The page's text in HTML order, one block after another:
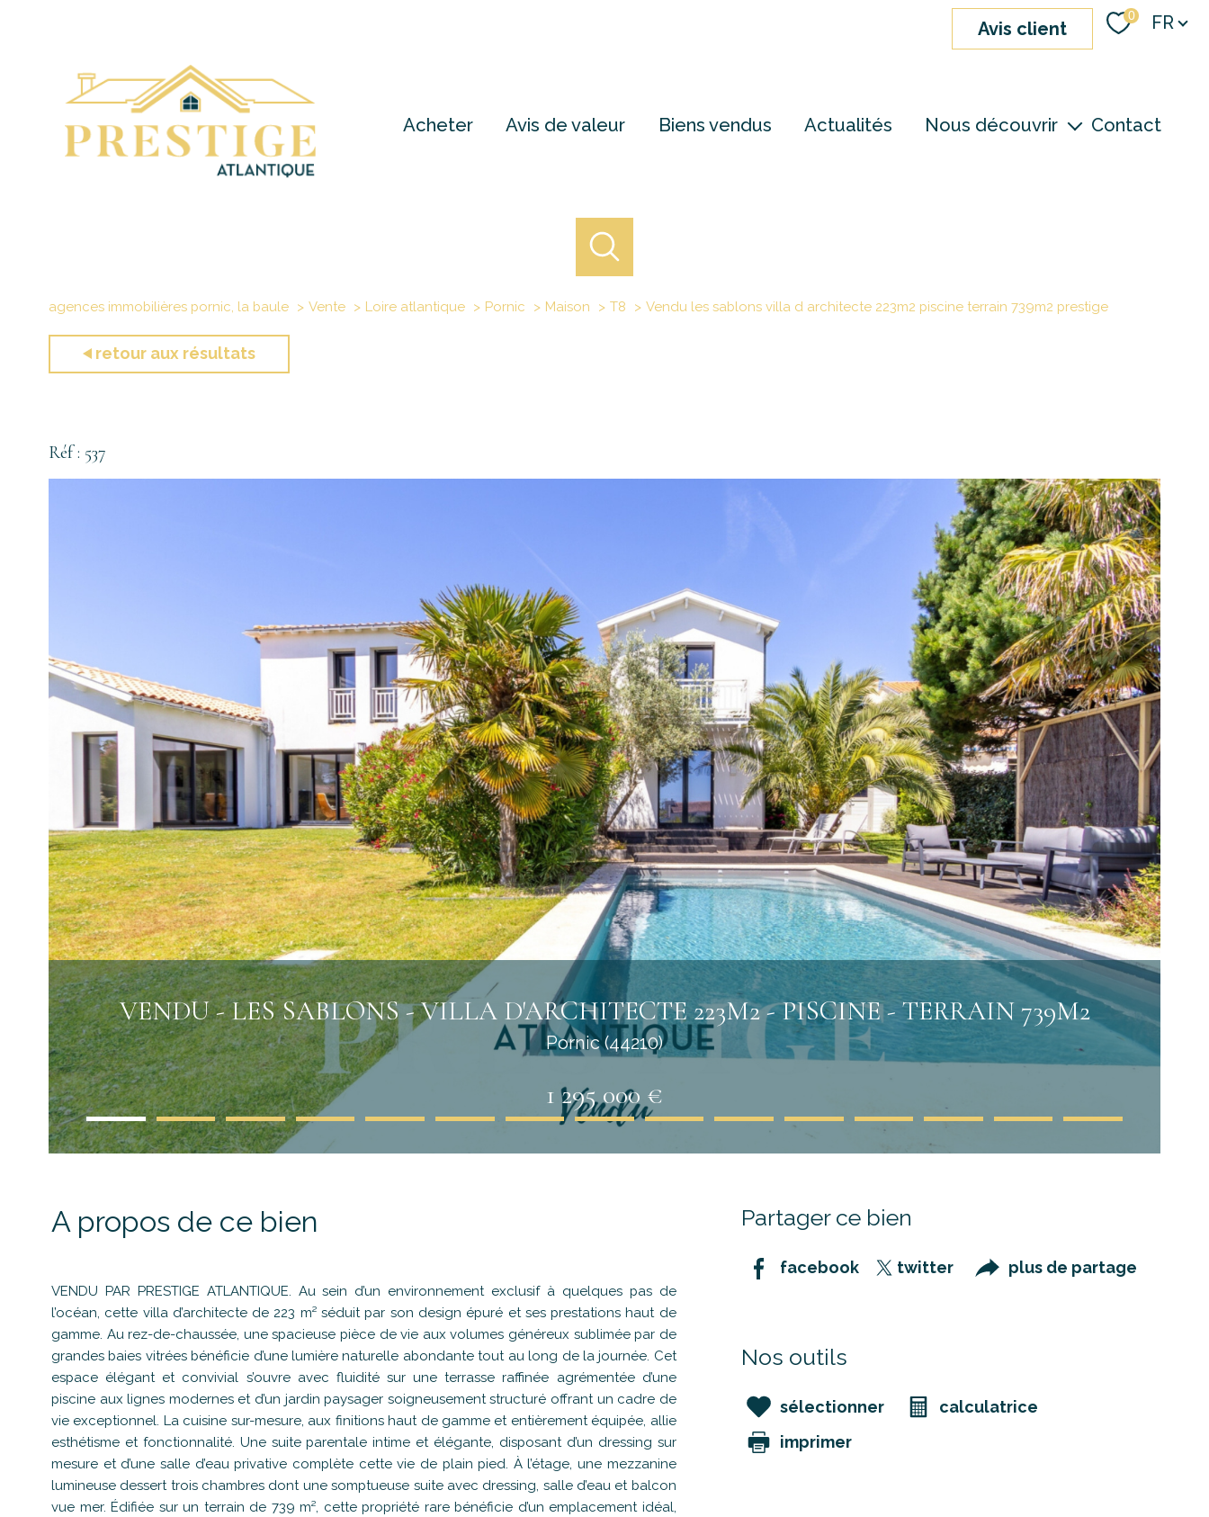
avis client
0 Langue
FR
Acheter Avis de valeur Biens vendus Actualités Nous découvrir Contact
agences immobilières pornic, la baule Vente Loire atlantique Pornic Maison T8 Vendu les sablons villa d architecte 223m2 piscine terrain 739m2 prestige
retour aux résultats
Réf : 537
VENDU - LES SABLONS - VILLA D'ARCHITECTE 223M2 - PISCINE - TERRAIN 739M2
Pornic (44210)
1 295 000 €
A propos de ce bien
VENDU PAR PRESTIGE ATLANTIQUE. Au sein d’un environnement exclusif à quelques pas de
l’océan, cette villa d’architecte de 223 m² séduit par son design épuré et ses prestations haut de
gamme. Au rez-de-chaussée, une spacieuse pièce de vie aux volumes généreux sublimée par de
grandes baies vitrées bénéficie d’une lumière naturelle abondante tout au long de la journée. Cet
espace élégant et convivial s’ouvre avec fluidité sur une terrasse raffinée agrémentée d’une
piscine aux lignes modernes et d’un jardin paysager soigneusement structuré offrant un cadre de
vie exceptionnel. La cuisine sur-mesure, aux finitions haut de gamme et entièrement équipée, allie
esthétisme et fonctionnalité. Une suite parentale intime et élégante, disposant d’un dressing sur
mesure et d’une salle d’eau privative complète cette vie de plain pied. À l’étage, une mezzanine
lumineuse dessert trois chambres dont une somptueuse suite avec dressing, salle d’eau et balcon
vue mer. Édifiée sur un terrain de 739 m², cette propriété rare bénéficie d’un emplacement idéal,
Partager ce bien
facebook twitter plus de partage
Nos outils
sélectionner
calculatrice
imprimer